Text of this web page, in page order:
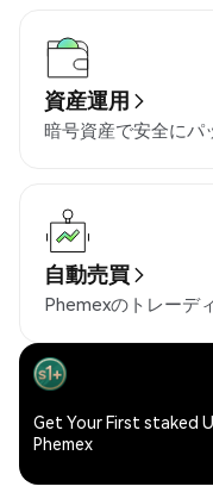
資産運用
暗号資産で安全にパ
自動売買
Phemexのトレーデ
Get Your First staked
Phemex